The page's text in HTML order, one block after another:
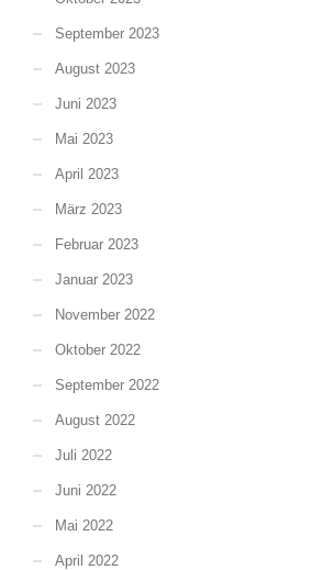
September 2023
August 2023
Juni 2023
Mai 2023
April 2023
März 2023
Februar 2023
Januar 2023
November 2022
Oktober 2022
September 2022
August 2022
Juli 2022
Juni 2022
Mai 2022
April 2022